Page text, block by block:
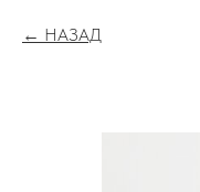
НАЗАД